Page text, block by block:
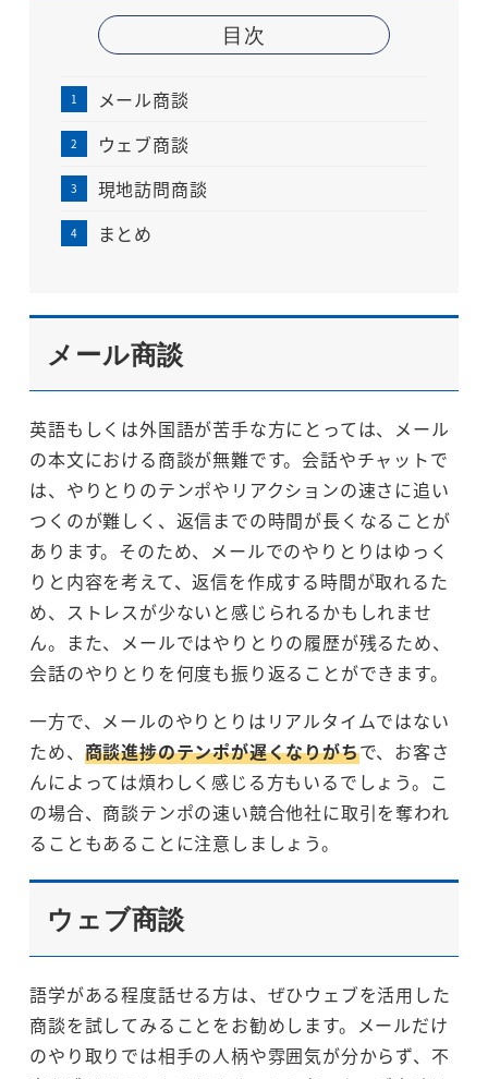
目次
メール商談
ウェブ商談
現地訪問商談
まとめ
メール商談
英語もしくは外国語が苦手な方にとっては、メール
の本文における商談が無難です。会話やチャットで
は、やりとりのテンポやリアクションの速さに追い
つくのが難しく、返信までの時間が長くなることが
あります。そのため、メールでのやりとりはゆっく
りと内容を考えて、返信を作成する時間が取れるた
め、ストレスが少ないと感じられるかもしれませ
ん。また、メールではやりとりの履歴が残るため、
会話のやりとりを何度も振り返ることができます。
一方で、メールのやりとりはリアルタイムではない
ため、 商談進捗のテンポが遅くなりがちで、お客さ
んによっては煩わしく感じる方もいるでしょう。こ
の場合、商談テンポの速い競合他社に取引を奪われ
ることもあることに注意しましょう。
ウェブ商談
語学がある程度話せる方は、ぜひウェブを活用した
商談を試してみることをお勧めします。メールだけ
のやり取りでは相手の人柄や雰囲気が分からず、不